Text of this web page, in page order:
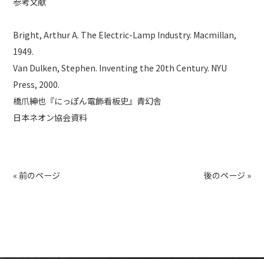
Bright, Arthur A. The Electric-Lamp Industry. Macmillan,
1949.
Van Dulken, Stephen. Inventing the 20th Century. NYU
Press, 2000.
橋爪紳也『にっぽん電飾看板史』青幻舎
日本ネオン協会資料
« 前のページ 後のページ »